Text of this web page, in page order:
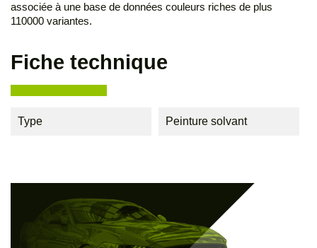
associée à une base de données couleurs riches de plus
110000 variantes.
Fiche technique
Type Peinture solvant